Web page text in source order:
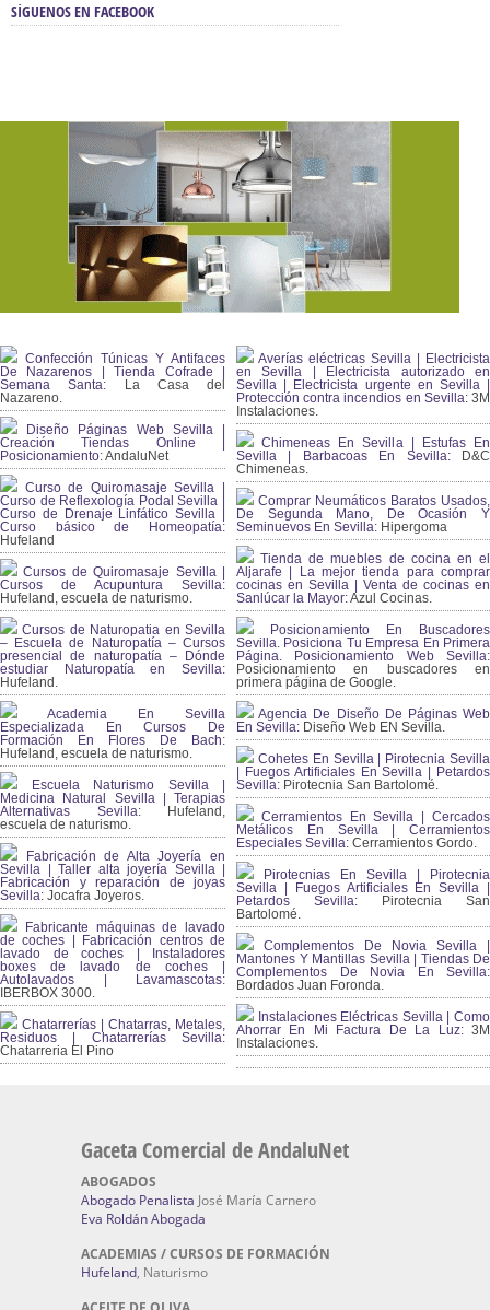
SÍGUENOS EN FACEBOOK
Confección Túnicas Y Antifaces
De Nazarenos | Tienda Cofrade |
Semana Santa: La Casa del
Nazareno.
Diseño Páginas Web Sevilla |
Creación Tiendas Online |
Posicionamiento:AndaluNet
Curso de Quiromasaje Sevilla |
Curso de Reflexología Podal Sevilla |
Curso de Drenaje Linfático Sevilla |
Curso básico de Homeopatía:
Hufeland
Cursos de Quiromasaje Sevilla |
Cursos de Acupuntura Sevilla:
Hufeland, escuela de naturismo.
Cursos de Naturopatia en Sevilla
– Escuela de Naturopatía – Cursos
presencial de naturopatía – Dónde
estudiar Naturopatía en Sevilla:
Hufeland.
Academia En Sevilla
Especializada En Cursos De
Formación En Flores De Bach:
Hufeland, escuela de naturismo.
Escuela Naturismo Sevilla |
Medicina Natural Sevilla | Terapias
Alternativas Sevilla: Hufeland,
escuela de naturismo.
Fabricación de Alta Joyería en
Sevilla | Taller alta joyería Sevilla |
Fabricación y reparación de joyas
Sevilla: Jocafra Joyeros.
Fabricante máquinas de lavado
de coches | Fabricación centros de
lavado de coches | Instaladores
boxes de lavado de coches |
Autolavados | Lavamascotas:
IBERBOX 3000.
Chatarrerías | Chatarras, Metales,
Residuos | Chatarrerías Sevilla:
Chatarreria El Pino
Averías eléctricas Sevilla | Electricista
en Sevilla | Electricista autorizado en
Sevilla | Electricista urgente en Sevilla |
Protección contra incendios en Sevilla:3M
Instalaciones.
Chimeneas En Sevilla | Estufas En
Sevilla | Barbacoas En Sevilla:D&C
Chimeneas.
Comprar Neumáticos Baratos Usados,
De Segunda Mano, De Ocasión Y
Seminuevos En Sevilla: Hipergoma
Tienda de muebles de cocina en el
Aljarafe | La mejor tienda para comprar
cocinas en Sevilla | Venta de cocinas en
Sanlúcar la Mayor:Azul Cocinas.
Posicionamiento En Buscadores
Sevilla. Posiciona Tu Empresa En Primera
Página. Posicionamiento Web Sevilla:
Posicionamiento en buscadores en
primera página de Google.
Agencia De Diseño De Páginas Web
En Sevilla: Diseño Web EN Sevilla.
Cohetes En Sevilla | Pirotecnia Sevilla
| Fuegos Artificiales En Sevilla | Petardos
Sevilla: Pirotecnia San Bartolomé.
Cerramientos En Sevilla | Cercados
Metálicos En Sevilla | Cerramientos
Especiales Sevilla: Cerramientos Gordo.
Pirotecnias En Sevilla | Pirotecnia
Sevilla | Fuegos Artificiales En Sevilla |
Petardos Sevilla: Pirotecnia San
Bartolomé.
Complementos De Novia Sevilla |
Mantones Y Mantillas Sevilla | Tiendas De
Complementos De Novia En Sevilla:
Bordados Juan Foronda.
Instalaciones Eléctricas Sevilla | Como
Ahorrar En Mi Factura De La Luz:3M
Instalaciones.
Gaceta Comercial de AndaluNet
ABOGADOS
Abogado Penalista José María Carnero
Eva Roldán Abogada
ACADEMIAS / CURSOS DE FORMACIÓN
Hufeland, Naturismo